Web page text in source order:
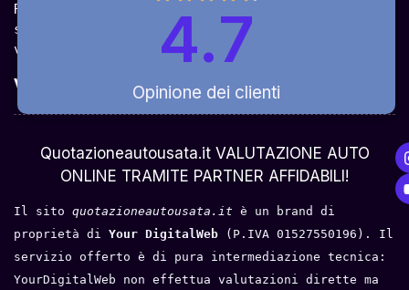
Ricevi la quotazione dai vari partner e potrai
sceglierla come venderla in modo sicuro,
veloce e rapido!
Valuta Per ModelloOpinione dei clienti
4.7
Quotazioneautousata.it VALUTAZIONE AUTO
ONLINE TRAMITE PARTNER AFFIDABILI!
Il sito quotazioneautousata.it è un brand di
proprietà di Your DigitalWeb
(P.IVA 01527550196). Il
servizio offerto è di pura intermediazione tecnica:
YourDigitalWeb non effettua valutazioni dirette ma